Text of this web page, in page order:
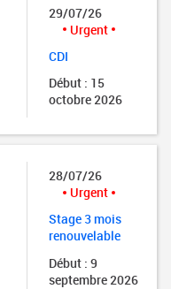
29/07/26
Urgent
CDI
Début : 15
octobre 2026
28/07/26
Urgent
Stage 3 mois
renouvelable
Début : 9
septembre 2026